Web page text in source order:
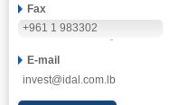
Fax
+961 1 983302
E-mail
invest@idal.com.lb